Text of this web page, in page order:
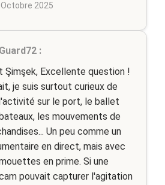
Octobre 2025
:
Şimşek, Excellente question !
je suis surtout curieux de
sur le port, le ballet
les mouvements de
Un peu comme un
en direct, mais avec
en prime. Si une
pouvait capturer l'agitation